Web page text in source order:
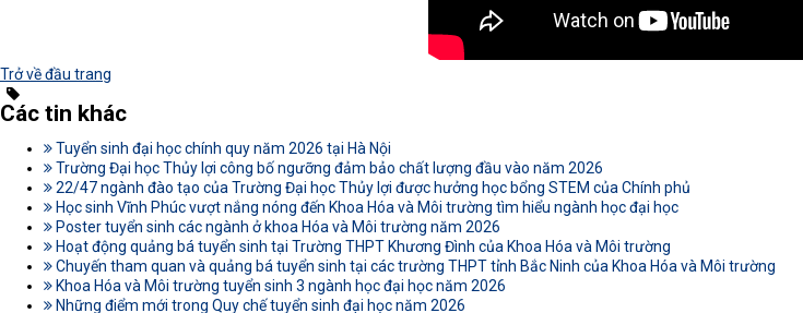
Trở về đầu trang
Các tin khác
Tuyển sinh đại học chính quy năm 2026 tại Hà Nội
Trường Đại học Thủy lợi công bố ngưỡng đảm bảo chất lượng đầu vào năm 2026
22/47 ngành đào tạo của Trường Đại học Thủy lợi được hưởng học bổng STEM của Chính phủ
Học sinh Vĩnh Phúc vượt nắng nóng đến Khoa Hóa và Môi trường tìm hiểu ngành học đại học
Poster tuyển sinh các ngành ở khoa Hóa và Môi trường năm 2026
Hoạt động quảng bá tuyển sinh tại Trường THPT Khương Đình của Khoa Hóa và Môi trường
Chuyến tham quan và quảng bá tuyển sinh tại các trường THPT tỉnh Bắc Ninh của Khoa Hóa và Môi trường
Khoa Hóa và Môi trường tuyển sinh 3 ngành học đại học năm 2026
Những điểm mới trong Quy chế tuyển sinh đại học năm 2026